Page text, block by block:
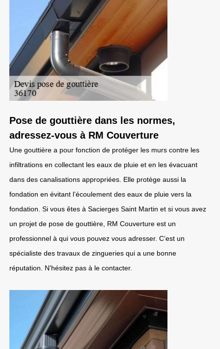
Pose de gouttière dans les normes,
adressez-vous à RM Couverture
Une gouttière a pour fonction de protéger les murs contre les
infiltrations en collectant les eaux de pluie et en les évacuant
dans des canalisations appropriées. Elle protège aussi la
fondation en évitant l’écoulement des eaux de pluie vers la
fondation. Si vous êtes à Sacierges Saint Martin et si vous avez
un projet de pose de gouttière, RM Couverture est un
professionnel à qui vous pouvez vous adresser. C’est un
spécialiste des travaux de zingueries qui a une bonne
réputation. N'hésitez pas à le contacter.